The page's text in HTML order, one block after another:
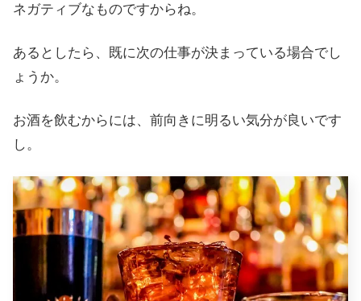
ネガティブなものですからね。
あるとしたら、既に次の仕事が決まっている場合でし
ょうか。
お酒を飲むからには、前向きに明るい気分が良いです
し。